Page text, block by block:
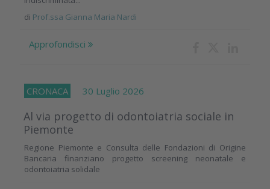
di Prof.ssa Gianna Maria Nardi
Approfondisci
CRONACA 30 Luglio 2026
Al via progetto di odontoiatria sociale in
Piemonte
Regione Piemonte e Consulta delle Fondazioni di Origine
Bancaria finanziano progetto screening neonatale e
odontoiatria solidale